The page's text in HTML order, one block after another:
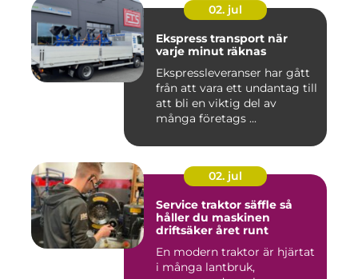
02. jul
Ekspress transport när
varje minut räknas
Ekspressleveranser har gått
från att vara ett undantag till
att bli en viktig del av
många företags ...
02. jul
Service traktor säffle så
håller du maskinen
driftsäker året runt
En modern traktor är hjärtat
i många lantbruk,